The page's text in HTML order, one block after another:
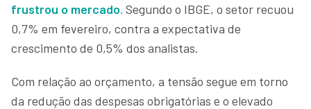
frustrou o mercado. Segundo o IBGE, o setor recuou
0,7% em fevereiro, contra a expectativa de
crescimento de 0,5% dos analistas.
Com relação ao orçamento, a tensão segue em torno
da redução das despesas obrigatórias e o elevado